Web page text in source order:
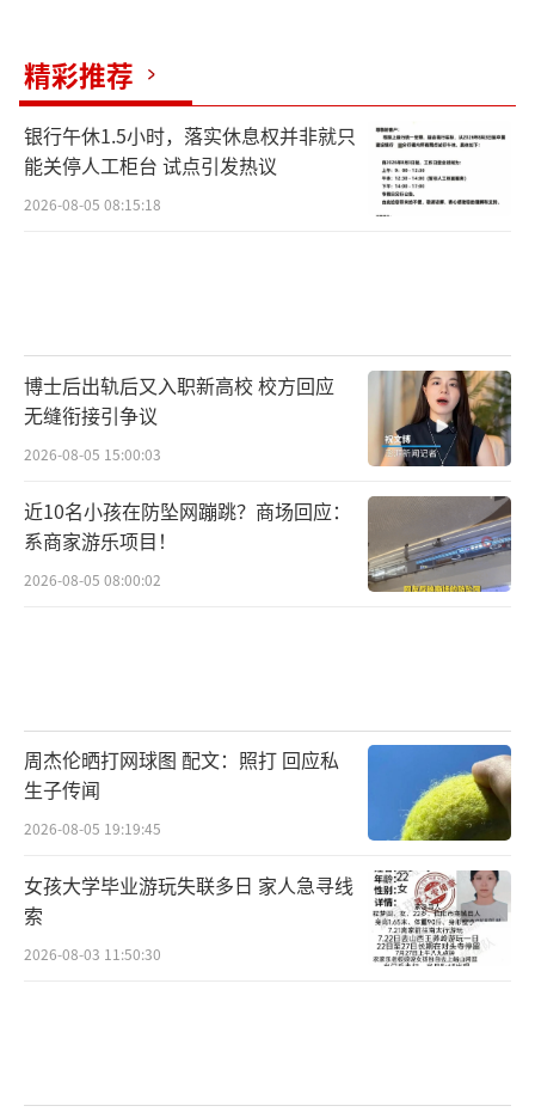
精彩推荐
银行午休1.5小时，落实休息权并非就只
能关停人工柜台 试点引发热议
2026-08-05 08:15:18
博士后出轨后又入职新高校 校方回应
无缝衔接引争议
2026-08-05 15:00:03
近10名小孩在防坠网蹦跳？商场回应：
系商家游乐项目！
2026-08-05 08:00:02
周杰伦晒打网球图 配文：照打 回应私
生子传闻
2026-08-05 19:19:45
女孩大学毕业游玩失联多日 家人急寻线
索
2026-08-03 11:50:30